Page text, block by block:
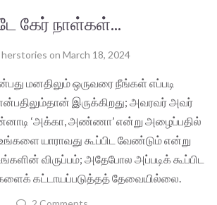
கேர் நாள்கள்...
herstories on March 18, 2024
மனதிலும் ஒருவரை நீங்கள் எப்படி
இருக்கிறது; அவரவர் அவர்
‘அக்கா, அண்ணா’ என்று அழைப்பதில்
யாராவது கூப்பிட வேண்டும் என்று
விருப்பம்; அதேபோல அப்படிக் கூப்பிட
கட்டாயப்படுத்தத் தேவையில்லை.